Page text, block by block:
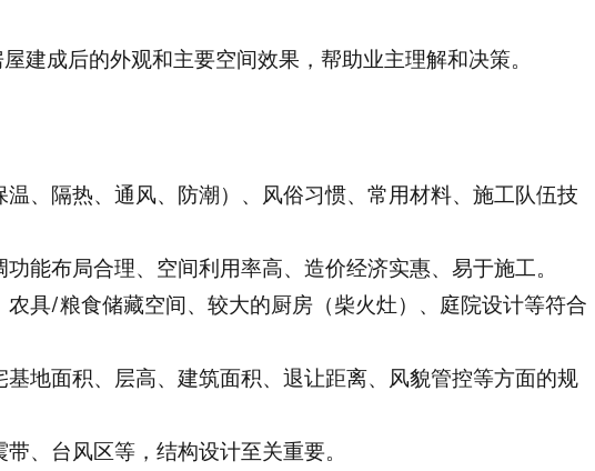
建成后的外观和主要空间效果，帮助业主理解和决策。
、隔热、通风、防潮）、风俗习惯、常用材料、施工队伍技
能布局合理、空间利用率高、造价经济实惠、易于施工。
具/粮食储藏空间、较大的厨房（柴火灶）、庭院设计等符合
地面积、层高、建筑面积、退让距离、风貌管控等方面的规
、台风区等，结构设计至关重要。